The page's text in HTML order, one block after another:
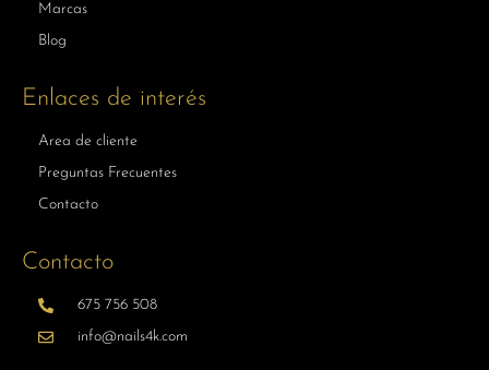
Marcas
Blog
Enlaces de interés
Area de cliente
Preguntas Frecuentes
Contacto
Contacto
675 756 508
info@nails4k.com